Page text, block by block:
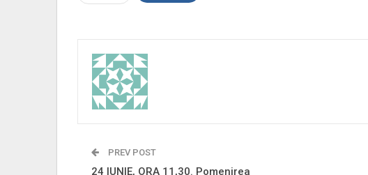
PREV POST
24 IUNIE, ORA 11,30. Pomenirea